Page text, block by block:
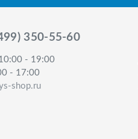
350-55-60
- 19:00
- 17:00
shop.ru